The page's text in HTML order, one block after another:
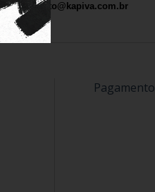
contato@kapiva.com.br
Pagamento